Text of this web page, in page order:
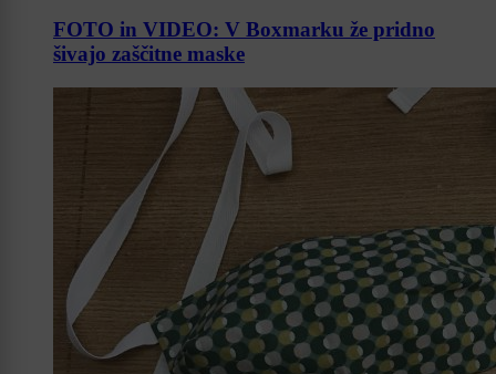
FOTO in VIDEO: V Boxmarku že pridno
šivajo zaščitne maske